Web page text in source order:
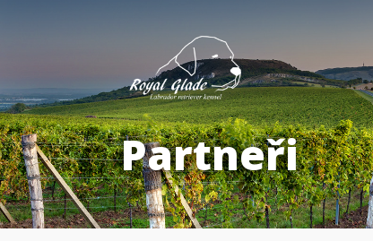
Partneři